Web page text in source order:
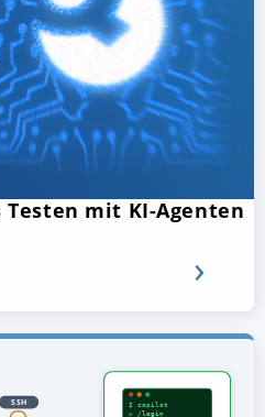
Testen mit KI-Agenten